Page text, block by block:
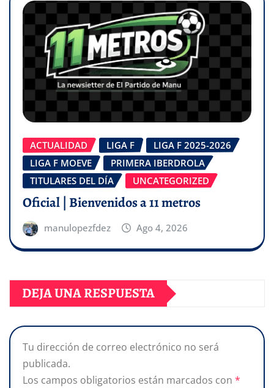
ACTUALIDAD LIGA F
LIGA F 2025-2026
LIGA F MOEVE
PRIMERA IBERDROLA
TITULARES DEL DÍA
UNCATEGORIZED
Oficial | Bienvenidos a 11 metros
manulopezfdez Ago 4, 2026
DEJA UNA RESPUESTA
Tu dirección de correo electrónico no será
publicada.
Los campos obligatorios están marcados con *